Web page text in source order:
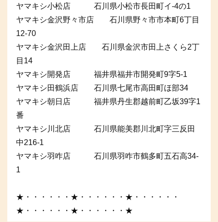
ヤマキシ小松店 石川県小松市長田町イ-4の1
ヤマキシ金沢野々市店 石川県野々市市本町6丁目
12-70
ヤマキシ金沢田上店 石川県金沢市田上さくら2丁
目14
ヤマキシ開発店 福井県福井市開発町9字5-1
ヤマキシ田鶴浜店 石川県七尾市高田町ほ部34
ヤマキシ朝日店 福井県丹生郡越前町乙坂39字1
番
ヤマキシ川北店 石川県能美郡川北町字三反田
中216-1
ヤマキシ羽咋店 石川県羽咋市鶴多町五石高34-
1
★・・・・・・★・・・・・・★・・・・・・
★・・・・・・★・・・・・・★